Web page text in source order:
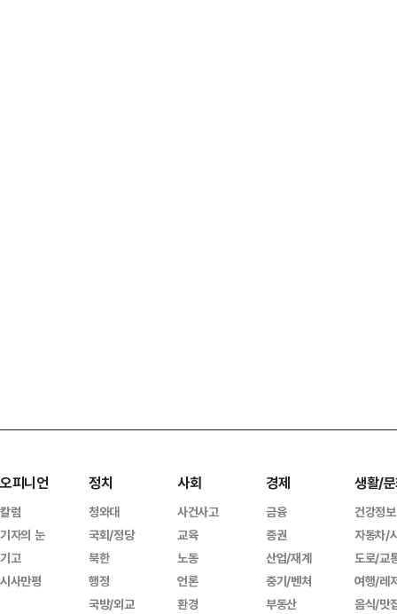
오피니언
칼럼
기자의 눈
기고
시사만평
정치
청와대
국회/정당
북한
행정
국방/외교
사회
사건사고
교육
노동
언론
환경
경제
금융
증권
산업/재계
중기/벤처
부동산
생활/
건강정보
자동차/
도로/교
여행/레
음식/맛